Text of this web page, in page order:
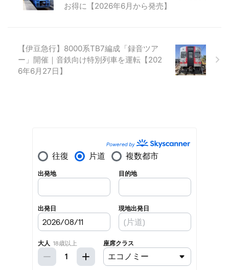
お得に【2026年6月から発売】
【伊豆急行】8000系TB7編成「録音ツア
ー」開催｜音鉄向け特別列車を運転【202
6年6月27日】